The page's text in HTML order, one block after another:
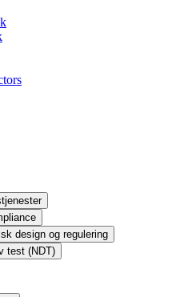
design og regulering
test (NDT)